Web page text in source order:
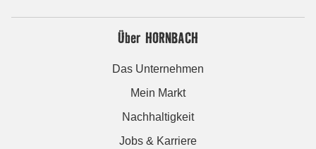
Über HORNBACH
Das Unternehmen
Mein Markt
Nachhaltigkeit
Jobs & Karriere